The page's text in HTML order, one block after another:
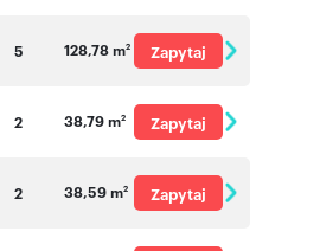
5 128,78 m2
Zapytaj
2 38,79 m2
Zapytaj
2 38,59 m2
Zapytaj